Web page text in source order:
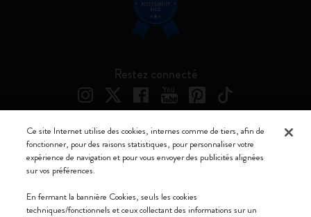
Restez connecté
Moleskine ® est une marque enregistrée de Moleskine Srl a socio unico
Moleskine srl a socio unico - Via Bergognone, 34 – 20144 Milano -
Soc. €2.181.513,42
Ce site Internet utilise des cookies, internes comme de tiers, afin de
fonctionner, pour des raisons statistiques, pour personnaliser votre
expérience de navigation et pour vous envoyer des publicités alignées
sur vos préférences.
En fermant la bannière Cookies, seuls les cookies
techniques/fonctionnels et ceux collectant des informations sur un